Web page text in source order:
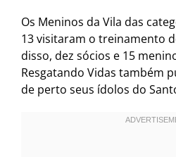
Os Meninos da Vila das
13 visitaram o treinamento
disso, dez sócios e 15
Resgatando Vidas também
de perto seus ídolos do